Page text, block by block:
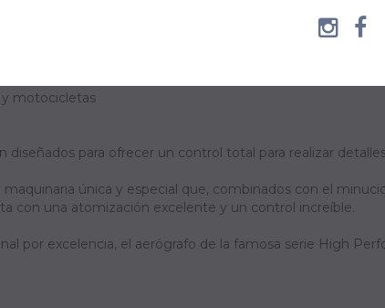
de Juguete / Miniaturas
Naval, Tanques, Coleccionables, etc.
y motocicletas
para ofrecer un control total para realizar
única y especial que, combinados con el
con una atomización excelente y un control increíble.
por excelencia, el aerógrafo de la famosa serie High